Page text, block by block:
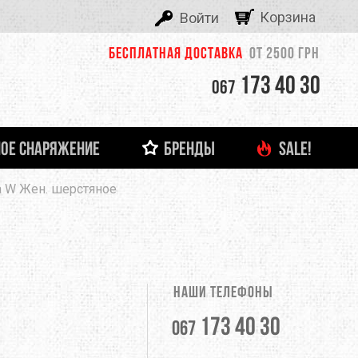
Войти Корзина
Бесплатная доставка от 2500 грн
067 173 40 30
ОДЕЖДА ДЕТСКАЯ ОДЕЖДА
ФОНАРИ И ЗАРЯДНЫЕ УСТРОЙСТВА
Кемпинговые лампы
Налобные фонари
Зарядные устройства
СНАРЯЖЕНИЕ
ЛЕДОВОЕ СНАРЯЖЕНИЕ ЗАЦЕПЫ, КАМПУС-БОРДЫ
БРЕНДЫ
ALEXIKA
BERGHAUS
BUTTONS
CLIMBING TECHNOLOGY
SALE!
W Жен. шерстяное
Наши телефоны
067 173 40 30